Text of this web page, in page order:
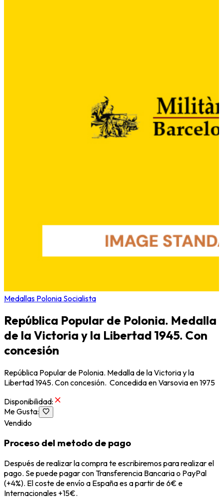
Medallas Polonia Socialista
República Popular de Polonia. Medalla
de la Victoria y la Libertad 1945. Con
concesión
República Popular de Polonia. Medalla de la Victoria y la
Libertad 1945. Con concesión. Concedida en Varsovia en 1975
Disponibilidad:
Me Gusta:
Vendido
Proceso del metodo de pago
Después de realizar la compra te escribiremos para realizar el
pago. Se puede pagar con Transferencia Bancaria o PayPal
(+4%). El coste de envío a España es a partir de 6€ e
Internacionales +15€.